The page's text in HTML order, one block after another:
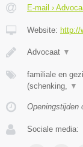
E-mail ›
Website: http://
Advocaat ▼
familiale en
(schenking,
▼
Openingstijden
Sociale media: